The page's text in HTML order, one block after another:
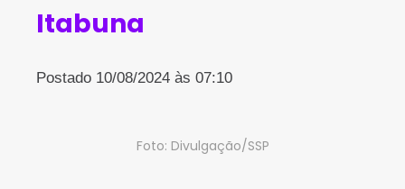
Itabuna
Postado 10/08/2024 às 07:10
Foto: Divulgação/SSP